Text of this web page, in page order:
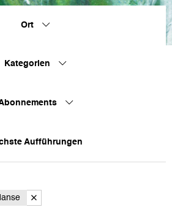
Ort
Kategorien
Aufführungen